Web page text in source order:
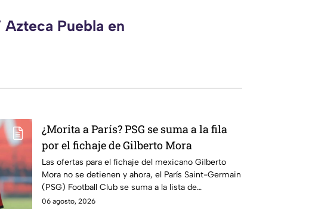
Puebla en
¿Morita a París? PSG se suma a la fila
por el fichaje de Gilberto Mora
Las ofertas para el fichaje del mexicano Gilberto
Mora no se detienen y ahora, el París Saint-Germain
(PSG) Football Club se suma a la lista de
interesados.
06 agosto, 2026